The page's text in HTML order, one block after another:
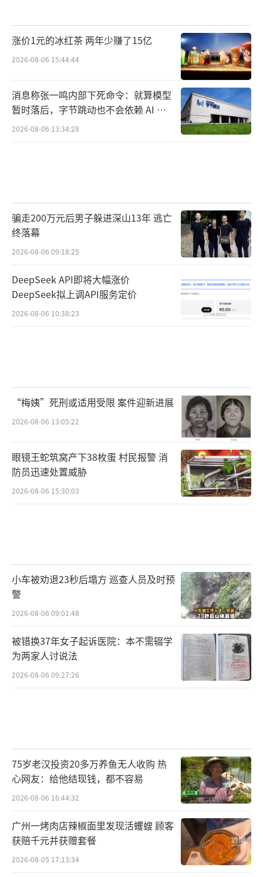
涨价1元的冰红茶 两年少赚了15亿
2026-08-06 15:44:44
消息称张一鸣内部下死命令：就算模型
暂时落后，字节跳动也不会依赖 AI 蒸
馏技术
2026-08-06 13:34:28
骗走200万元后男子躲进深山13年 逃亡
终落幕
2026-08-06 09:18:25
DeepSeek API即将大幅涨价
DeepSeek拟上调API服务定价
2026-08-06 10:38:23
“梅姨”死刑或适用受限 案件迎新进展
2026-08-06 13:05:22
眼镜王蛇筑窝产下38枚蛋 村民报警 消
防员迅速处置威胁
2026-08-06 15:30:03
小车被劝退23秒后塌方 巡查人员及时预
警
2026-08-06 09:01:48
被错换37年女子起诉医院：本不需辍学
为两家人讨说法
2026-08-06 09:27:26
75岁老汉投资20多万养鱼无人收购 热
心网友：给他结现钱，都不容易
2026-08-06 16:44:32
广州一烤肉店辣椒面里发现活蠼螋 顾客
获赔千元并获赠套餐
2026-08-05 17:13:34